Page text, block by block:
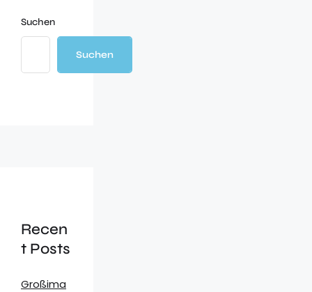
Suchen
Suchen
Recen
t Posts
Großima